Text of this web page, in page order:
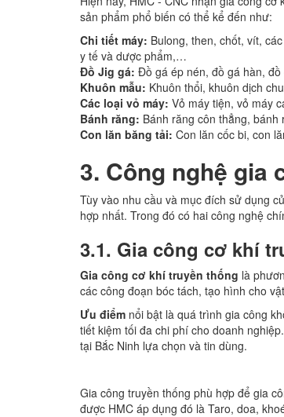
sản phẩm phổ biến có thể kể đến như:
Chi tiết máy: Bulong, then, chốt, vít,
y tế và dược phẩm,…
Đồ Jig gá: Đồ gá ép nén, đồ gá hàn,
Khuôn mẫu: Khuôn thổi, khuôn dịch
Các loại vỏ máy: Vỏ máy tiện, vỏ máy
Bánh răng: Bánh răng côn thẳng,
Con lăn băng tải: Con lăn cốc bi, con
3. Công nghệ gia
Tùy vào nhu cầu và mục đích sử dụng
hợp nhất. Trong đó có hai công nghệ
3.1. Gia công cơ khí
Gia công cơ khí truyền thống là
các công đoạn bóc tách, tạo hình cho
Ưu điểm nổi bật là quá trình gia công
tiết kiệm tối đa chi phí cho doanh
tại Bắc Ninh lựa chọn và tin dùng.
Gia công truyền thống phù hợp để gia
được HMC áp dụng đó là Taro, doa,